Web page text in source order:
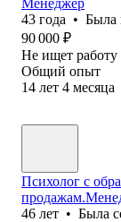
43 года • Была
90 000 ₽
Не ищет работу
Общий опыт
14 лет 4 месяца
Психолог с
46 лет • Была